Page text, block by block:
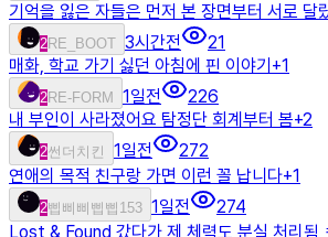
기억을 잃은 자들은 먼저 본 장면부터 서로 달
2RE_BOOT 3시간전
21
매화, 학교 가기 싫던 아침에 핀 이야기 +1
2RE-FORM 1일전
226
내 부인이 사라졌어요 탐정단 회계부터 봄+2
2썬더치킨 1일전
272
연애의 목적 친구랑 가면 이런 꼴 납니다+1
2삡삐삐삡삡153 1일전
274
Lost & Found 갔다가 제 체력도 분실 처리됨